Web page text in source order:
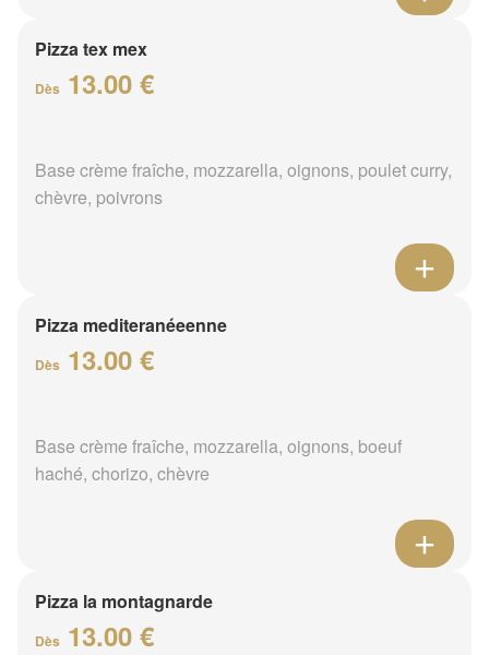
Pizza tex mex
Dès 13.00 €
Base crème fraîche, mozzarella, oignons, poulet curry,
chèvre, poivrons
Pizza mediteranéeenne
Dès 13.00 €
Base crème fraîche, mozzarella, oignons, boeuf
haché, chorizo, chèvre
Pizza la montagnarde
Dès 13.00 €